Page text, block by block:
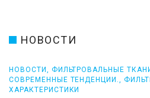
НОВОСТИ
НОВОСТИ
ФИЛЬТРОВАЛЬНЫЕ
СОВРЕМЕННЫЕ ТЕНДЕНЦИИ.
,
ХАРАКТЕРИСТИКИ